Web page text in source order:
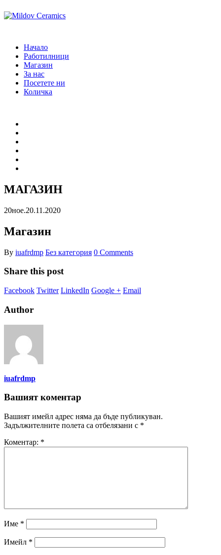
Начало
Работилници
Магазин
За нас
Посетете ни
Количка
МАГАЗИН
20ное.20.11.2020
Магазин
By iuafrdmp Без категория 0 Comments
Share this post
Facebook Twitter LinkedIn Google + Email
Author
iuafrdmp
Вашият коментар
Вашият имейл адрес няма да бъде публикуван.
Задължителните полета са отбелязани с *
Коментар: *
Име *
Имейл *